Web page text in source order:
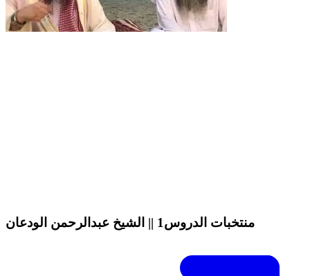
منتخبات الدروس1 || الشيخ عبدالرحمن الودعان